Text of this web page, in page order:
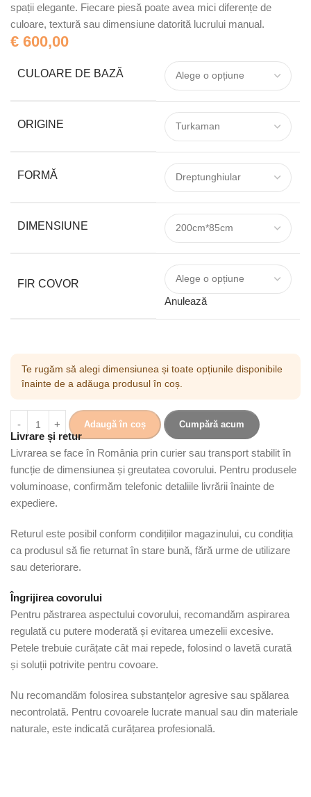
spații elegante. Fiecare piesă poate avea mici diferențe de
culoare, textură sau dimensiune datorită lucrului manual.
€ 600,00
CULOARE DE BAZĂ
ORIGINE
FORMĂ
DIMENSIUNE
FIR COVOR
Anulează
Te rugăm să alegi dimensiunea și toate opțiunile disponibile
înainte de a adăuga produsul în coș.
Adaugă în coș Cumpără acum
Livrare și retur
Livrarea se face în România prin curier sau transport stabilit în
funcție de dimensiunea și greutatea covorului. Pentru produsele
voluminoase, confirmăm telefonic detaliile livrării înainte de
expediere.
Returul este posibil conform condițiilor magazinului, cu condiția
ca produsul să fie returnat în stare bună, fără urme de utilizare
sau deteriorare.
Îngrijirea covorului
Pentru păstrarea aspectului covorului, recomandăm aspirarea
regulată cu putere moderată și evitarea umezelii excesive.
Petele trebuie curățate cât mai repede, folosind o lavetă curată
și soluții potrivite pentru covoare.
Nu recomandăm folosirea substanțelor agresive sau spălarea
necontrolată. Pentru covoarele lucrate manual sau din materiale
naturale, este indicată curățarea profesională.